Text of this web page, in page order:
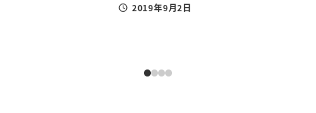
投稿日2019年9月2日